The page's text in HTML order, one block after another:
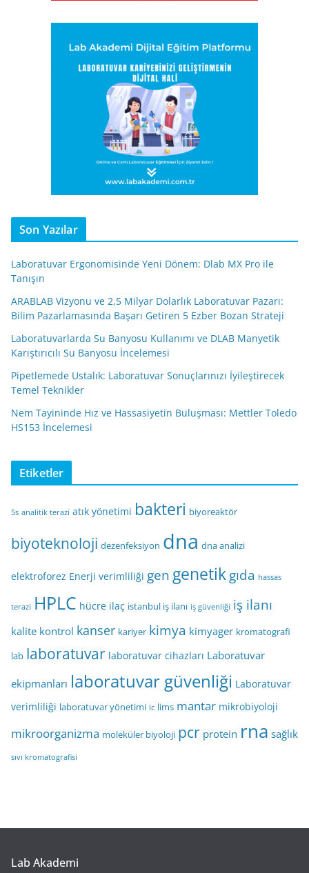
Son Yazılar
Laboratuvar Ergonomisinde Yeni Dönem: Dlab MX Pro ile
Tanışın
ARABLAB Vizyonu ve 2,5 Milyar Dolarlık Laboratuvar Pazarı:
Bilim Pazarlamasında Başarı Getiren 5 Ezber Bozan Strateji
Laboratuvarlarda Su Banyosu Kullanımı ve DLAB Manyetik
Karıştırıcılı Su Banyosu İncelemesi
Pipetlemede Ustalık: Laboratuvar Sonuçlarınızı İyileştirecek
Temel Teknikler
Nem Tayininde Hız ve Hassasiyetin Buluşması: Mettler Toledo
HS153 İncelemesi
Etiketler
5s analitik terazi atık yönetimi bakteri biyoreaktör
biyoteknoloji dezenfeksiyon dna dna analizi
elektroforez Enerji verimliliği gen genetikgıda hassas
terazi HPLC hücre ilaç istanbul iş ilanı iş güvenliği iş ilanı
kalite kontrol kanser kariyer kimya kimyager kromatografi
lab laboratuvar laboratuvar cihazları Laboratuvar
ekipmanları laboratuvar güvenliği Laboratuvar
verimliliği laboratuvar yönetimi lc lims mantar mikrobiyoloji
mikroorganizma moleküler biyoloji pcr protein rna sağlık
sıvı kromatografisi
Lab Akademi